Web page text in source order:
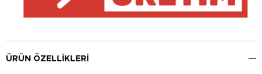
ÜRÜN ÖZELLIKLERI